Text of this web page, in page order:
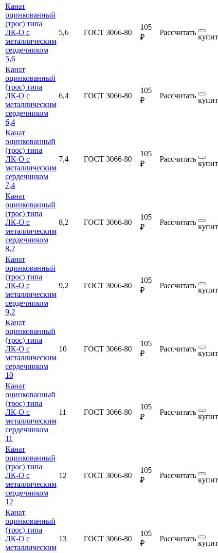
Канат
оцинкованный
(трос) типа
ЛК-О с
металлическим
сердечником
5,6
5,6 ГОСТ 3066-80
105
₽
Рассчитать
Канат
оцинкованный
(трос) типа
ЛК-О с
металлическим
сердечником
6,4
6,4 ГОСТ 3066-80
105
₽
Рассчитать
Канат
оцинкованный
(трос) типа
ЛК-О с
металлическим
сердечником
7,4
7,4 ГОСТ 3066-80
105
₽
Рассчитать
Канат
оцинкованный
(трос) типа
ЛК-О с
металлическим
сердечником
8,2
8,2 ГОСТ 3066-80
105
₽
Рассчитать
Канат
оцинкованный
(трос) типа
ЛК-О с
металлическим
сердечником
9,2
9,2 ГОСТ 3066-80
105
₽
Рассчитать
Канат
оцинкованный
(трос) типа
ЛК-О с
металлическим
сердечником
10
10 ГОСТ 3066-80
105
₽
Рассчитать
Канат
оцинкованный
(трос) типа
ЛК-О с
металлическим
сердечником
11
11 ГОСТ 3066-80
105
₽
Рассчитать
Канат
оцинкованный
(трос) типа
ЛК-О с
металлическим
сердечником
12
12 ГОСТ 3066-80
105
₽
Рассчитать
Канат
оцинкованный
(трос) типа
ЛК-О с
металлическим
13 ГОСТ 3066-80
105
₽
Рассчитать